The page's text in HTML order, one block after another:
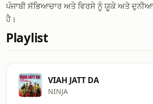
ਪੰਜਾਬੀ ਸੱਭਿਆਚਾਰ ਅਤੇ ਵਿਰਸੇ ਨੂੰ ਯੂਕੇ ਅਤੇ ਦੁਨੀਆ
ਹੈ।
Playlist
VIAH JATT DA
NINJA